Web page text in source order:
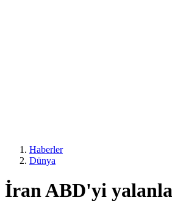
Haberler
Dünya
İran ABD'yi